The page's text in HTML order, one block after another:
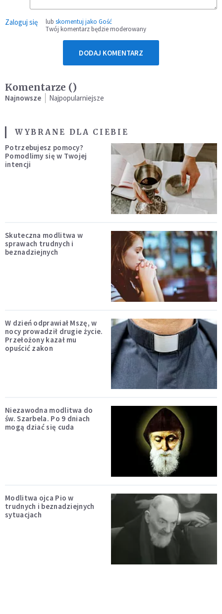
Zaloguj się lub skomentuj jako Gość
Twój komentarz będzie moderowany
DODAJ KOMENTARZ
Komentarze ()
Najnowsze Najpopularniejsze
WYBRANE DLA CIEBIE
Potrzebujesz pomocy?
Pomodlimy się w Twojej
intencji
Skuteczna modlitwa w
sprawach trudnych i
beznadziejnych
W dzień odprawiał Mszę, w
nocy prowadził drugie życie.
Przełożony kazał mu
opuścić zakon
Niezawodna modlitwa do
św. Szarbela. Po 9 dniach
mogą dziać się cuda
Modlitwa ojca Pio w
trudnych i beznadziejnych
sytuacjach